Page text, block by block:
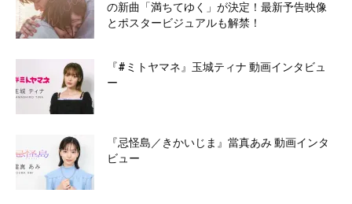
の新曲「満ちてゆく」が決定！最新予告映像
とポスタービジュアルも解禁！
『#ミトヤマネ』玉城ティナ 動画インタビュ
ー
『忌怪島／きかいじま』當真あみ 動画インタ
ビュー